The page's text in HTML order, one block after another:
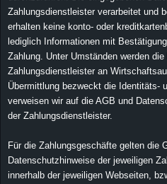
Zahlungsdienstleister verarbeitet und
erhalten keine konto- oder
lediglich Informationen mit
Zahlung. Unter Umständen werden
Zahlungsdienstleister an
Übermittlung bezweckt die Identitäts-
verweisen wir auf die AGB und
der Zahlungsdienstleister.
Für die Zahlungsgeschäfte gelten die
Datenschutzhinweise der jeweiligen
innerhalb der jeweiligen Webseiten,